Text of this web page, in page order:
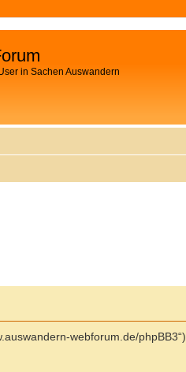
in Sachen Auswandern
webforum.de/